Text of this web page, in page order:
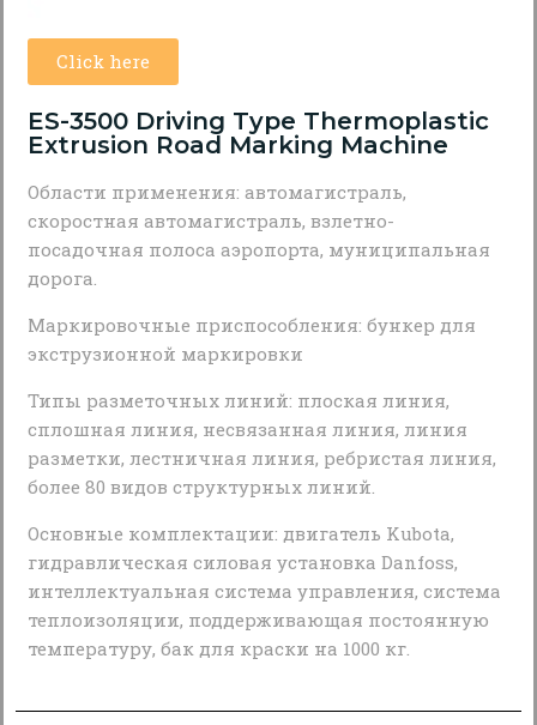
Click here
ES-3500 Driving Type Thermoplastic
Extrusion Road Marking Machine
Области применения: автомагистраль,
скоростная автомагистраль, взлетно-
посадочная полоса аэропорта, муниципальная
дорога.
Маркировочные приспособления: бункер для
экструзионной маркировки
Типы разметочных линий: плоская линия,
сплошная линия, несвязанная линия, линия
разметки, лестничная линия, ребристая линия,
более 80 видов структурных линий.
Основные комплектации: двигатель Kubota,
гидравлическая силовая установка Danfoss,
интеллектуальная система управления, система
теплоизоляции, поддерживающая постоянную
температуру, бак для краски на 1000 кг.